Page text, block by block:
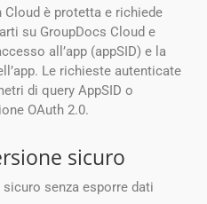
Cloud è protetta e richiede
su GroupDocs Cloud e
all’app (appSID) e la
Le richieste autenticate
di query AppSID o
OAuth 2.0.
sicuro
senza esporre dati